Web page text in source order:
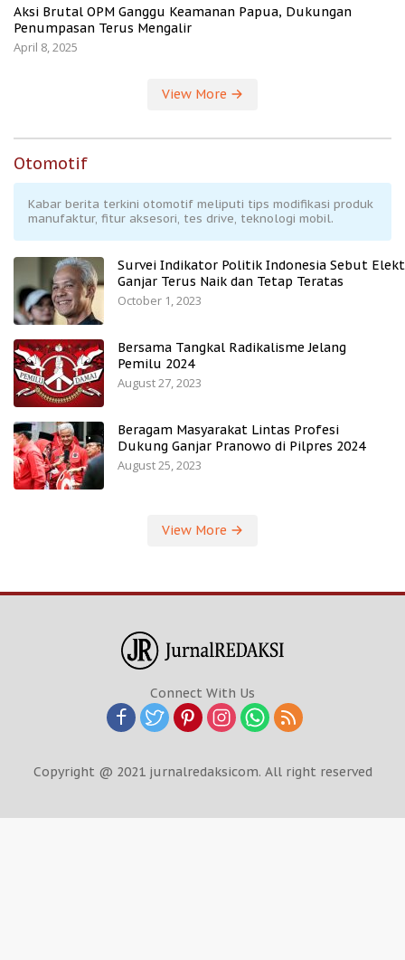
Aksi Brutal OPM Ganggu Keamanan Papua, Dukungan
Penumpasan Terus Mengalir
April 8, 2025
View More
Otomotif
Kabar berita terkini otomotif meliputi tips modifikasi produk
manufaktur, fitur aksesori, tes drive, teknologi mobil.
Survei Indikator Politik Indonesia Sebut
Ganjar Terus Naik dan Tetap Teratas
October 1, 2023
Bersama Tangkal Radikalisme Jelang
Pemilu 2024
August 27, 2023
Beragam Masyarakat Lintas Profesi
Dukung Ganjar Pranowo di Pilpres 2024
August 25, 2023
View More
Connect With Us
Copyright @ 2021 jurnalredaksicom. All right reserved